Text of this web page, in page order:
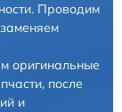
Проводим
оригинальные
после
и